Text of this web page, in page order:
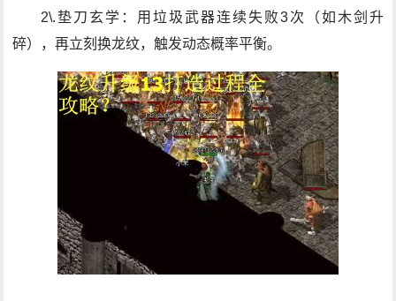
2\.垫刀玄学：用垃圾武器连续失败3次（如木剑升
碎），再立刻换龙纹，触发动态概率平衡。